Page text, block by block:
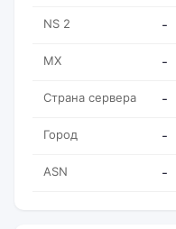
NS 2 -
MX -
Страна сервера -
Город -
ASN -